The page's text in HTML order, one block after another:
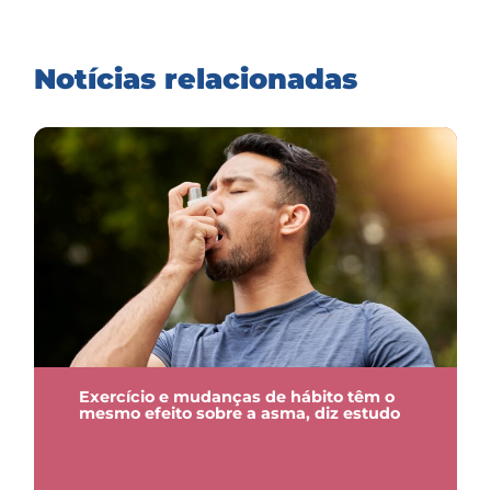
Notícias relacionadas
Exercício e mudanças de hábito têm o
mesmo efeito sobre a asma, diz estudo